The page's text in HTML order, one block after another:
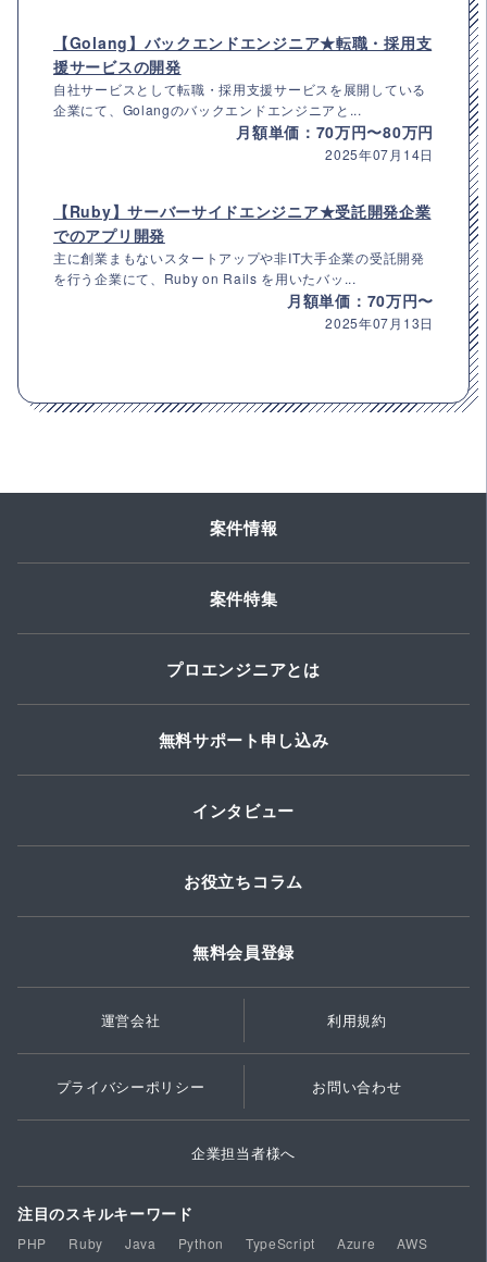
【Golang】バックエンドエンジニア★転職・採用支
援サービスの開発
自社サービスとして転職・採用支援サービスを展開している
企業にて、Golangのバックエンドエンジニアと...
月額単価：70万円〜80万円
2025年07月14日
【Ruby】サーバーサイドエンジニア★受託開発企業
でのアプリ開発
主に創業まもないスタートアップや非IT大手企業の受託開発
を行う企業にて、Ruby on Rails を用いたバッ...
月額単価：70万円〜
2025年07月13日
案件情報
案件特集
プロエンジニアとは
無料サポート申し込み
インタビュー
お役立ちコラム
無料会員登録
運営会社 利用規約
プライバシーポリシー お問い合わせ
企業担当者様へ
注目のスキルキーワード
PHP Ruby Java Python TypeScript Azure
AWS